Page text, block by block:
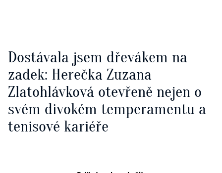
Dostávala jsem dřevákem na
zadek: Herečka Zuzana
Zlatohlávková otevřeně nejen o
svém divokém temperamentu a
tenisové kariéře